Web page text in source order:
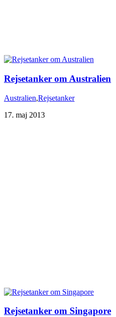
Rejsetanker om Australien
Australien,Rejsetanker
17. maj 2013
Rejsetanker om Singapore